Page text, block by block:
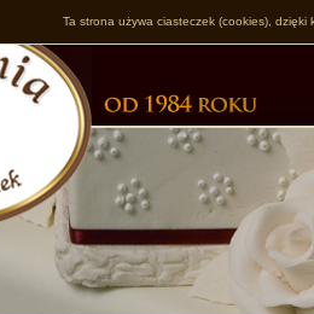
Ta strona używa ciasteczek (cookies), dzięki